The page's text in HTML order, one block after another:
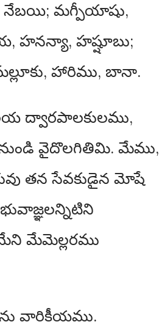
నేబయి; మగ్పీయాషు,
హనన్యా, హష్షూబు;
హారిము, బానా.
ద్వారపాలకులము,
వైదొలగితిమి. మేము,
తన సేవకుడైన మోషే
మేమెల్లరము
వారికీయము.